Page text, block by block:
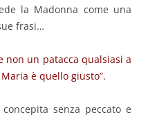
la Madonna come una
frasi…
non un patacca qualsiasi a
è quello giusto”.
senza peccato e